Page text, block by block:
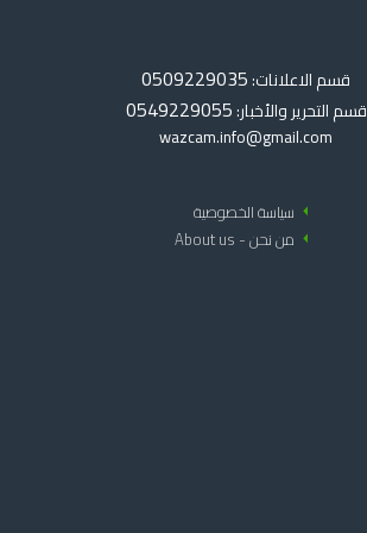
قسم الاعلانات: 0509229035
قسم التحرير والأخبار: 0549229055
wazcam.info@gmail.com
arrow_left سياسة الخصوصية
arrow_left من نحن - About us